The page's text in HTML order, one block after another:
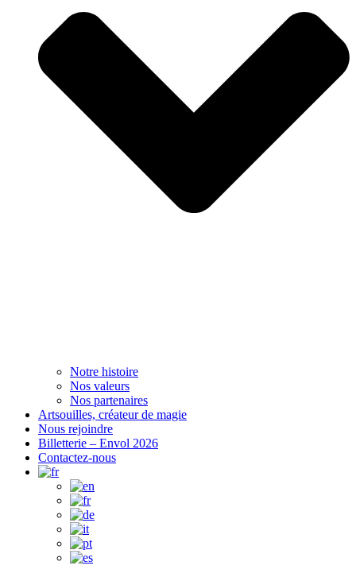
Notre histoire
Nos valeurs
Nos partenaires
Artsouilles, créateur de magie
Nous rejoindre
Billetterie – Envol 2026
Contactez-nous